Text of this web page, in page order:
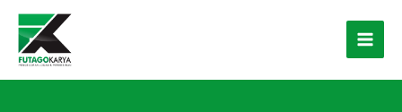
Skip to content